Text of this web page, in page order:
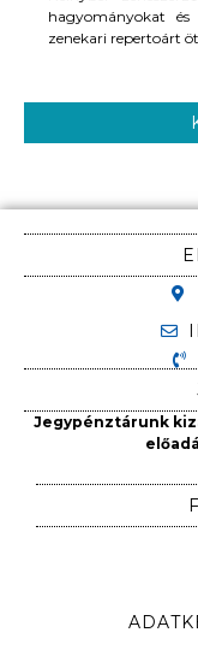
hagyományokat
zenekari repertoárt
Jegypénztárunk